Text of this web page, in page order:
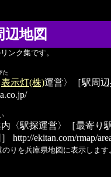
地図
ンク集です。
た
表示灯(株)運営〉［駅周
〈駅探運営〉［最寄り
http://ekitan.com/rmap/
りを兵庫県地図に表示します